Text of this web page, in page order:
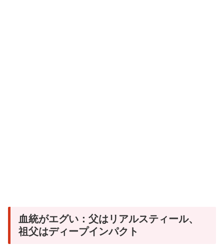
血統がエグい：父はリアルスティール、
祖父はディープインパクト